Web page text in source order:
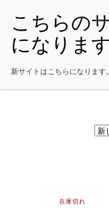
在庫切れ
新サイトはこちらになります。